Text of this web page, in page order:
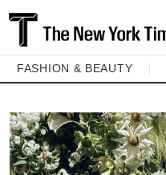
FASHION & BEAUTY